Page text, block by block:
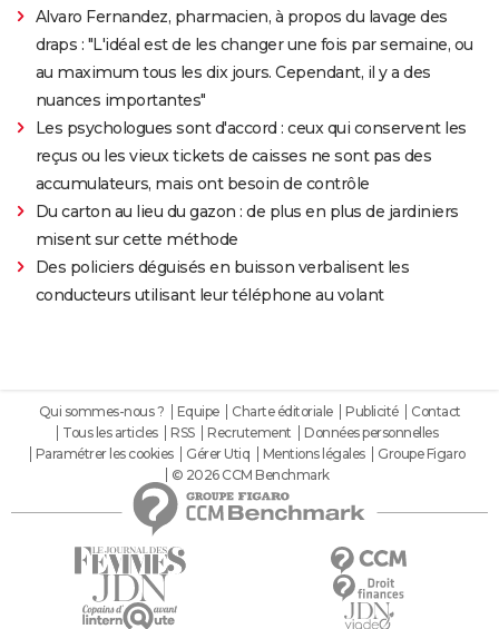
Alvaro Fernandez, pharmacien, à propos du lavage des
draps : "L'idéal est de les changer une fois par semaine, ou
au maximum tous les dix jours. Cependant, il y a des
nuances importantes"
Les psychologues sont d'accord : ceux qui conservent les
reçus ou les vieux tickets de caisses ne sont pas des
accumulateurs, mais ont besoin de contrôle
Du carton au lieu du gazon : de plus en plus de jardiniers
misent sur cette méthode
Des policiers déguisés en buisson verbalisent les
conducteurs utilisant leur téléphone au volant
Qui sommes-nous ? Equipe Charte éditoriale Publicité
Contact
Tous les articles
RSS Recrutement
Données personnelles
Paramétrer les cookies
Gérer Utiq Mentions légales
Groupe Figaro
© 2026 CCM Benchmark